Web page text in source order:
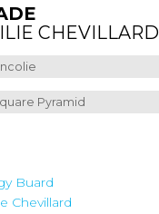
Pyramid
Buard
Chevillard